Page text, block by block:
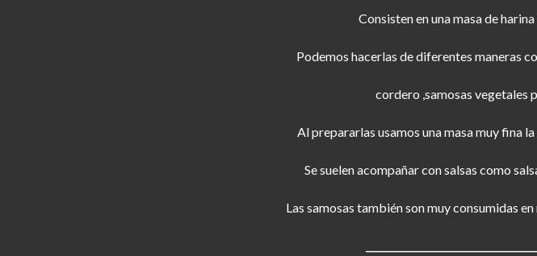
Consisten en una masa de
Podemos hacerlas de diferentes maneras
cordero ,samosas vegetales
Al prepararlas usamos una masa muy fina
Se suelen acompañar con salsas como
Las samosas también son muy consumidas